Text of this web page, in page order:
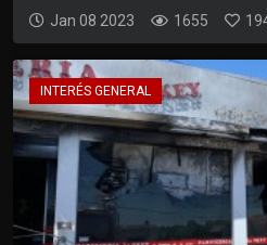
Jan 08 2023 1655
INTERÉS GENERAL